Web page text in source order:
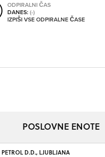
ODPIRALNI ČAS
DANES:(-)
IZPIŠI VSE ODPIRALNE ČASE
POSLOVNE ENOTE
PETROL D.D., LJUBLJANA